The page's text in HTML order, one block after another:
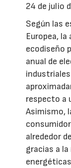
24 de julio
Según las
Europea,
ecodiseño
anual de
respecto a
Asimismo,
alrededor
gracias a